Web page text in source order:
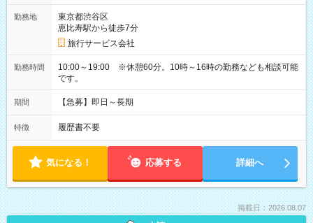
勤務地
東京都渋谷区
恵比寿駅から徒歩7分
旅行サービス会社
勤務時間
10:00～19:00 ※休憩60分。10時～16時の勤務なども相談可能
です。
期間 【急募】即日～長期
特徴 履歴書不要
気になる！ 応募する 詳細へ
掲載日：2026.08.07